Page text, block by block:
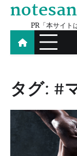
Skip
contentPR「本サイト
タグ: #